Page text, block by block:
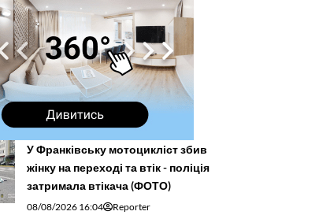
У Франківську мотоцикліст збив
жінку на переході та втік - поліція
затримала втікача (ФОТО)
08/08/2026 16:04 Reporter